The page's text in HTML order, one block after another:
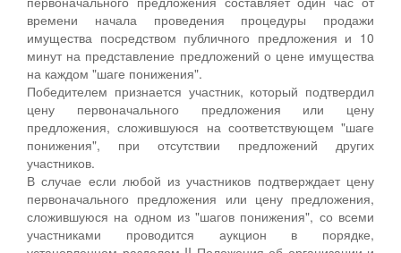
времени начала проведения процедуры продажи
имущества посредством публичного предложения и 10
минут на представление предложений о цене имущества
на каждом "шаге понижения".
Победителем признается участник, который подтвердил
цену первоначального предложения или цену
предложения, сложившуюся на соответствующем "шаге
понижения", при отсутствии предложений других
участников.
В случае если любой из участников подтверждает цену
первоначального предложения или цену предложения,
сложившуюся на одном из "шагов понижения", со всеми
участниками проводится аукцион в порядке,